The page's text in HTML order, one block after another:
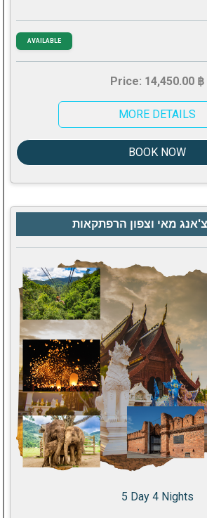
AVAILABLE
Price: 14,450.00 ฿
MORE DETAILS
BOOK NOW
מאי וצפון הרפתקאות
5 Day 4 Nights